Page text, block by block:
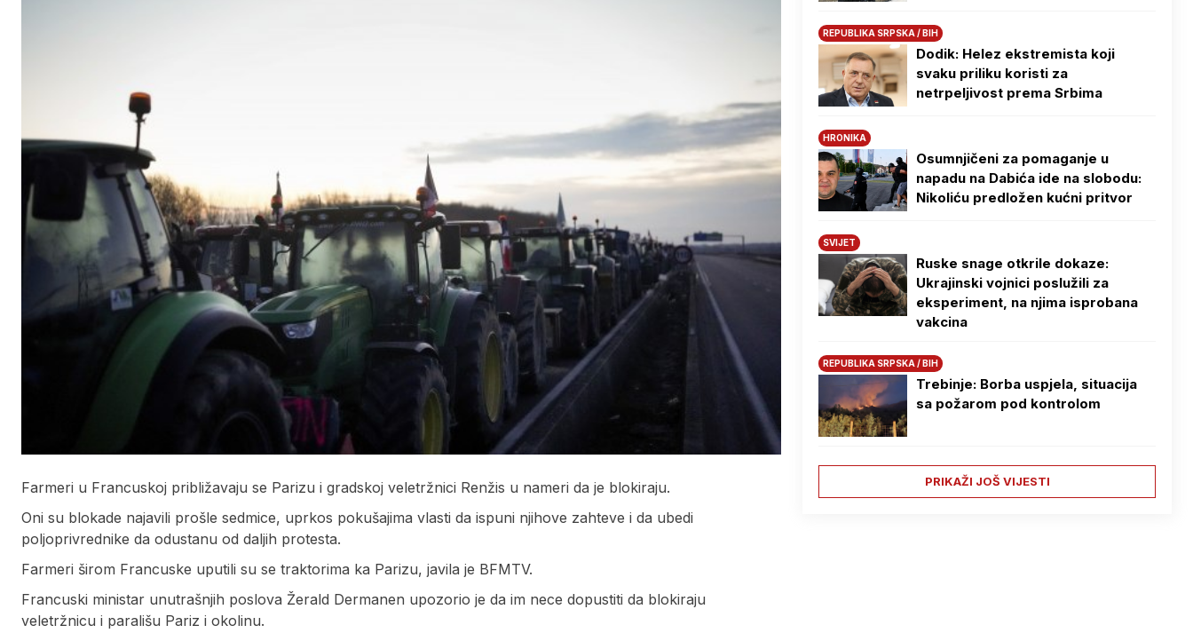
Farmeri u Francuskoj približavaju se Parizu i gradskoj veletržnici Renžis u nameri da je blokiraju.
Oni su blokade najavili prošle sedmice, uprkos pokušajima vlasti da ispuni njihove zahteve i da ubedi
poljoprivrednike da odustanu od daljih protesta.
Farmeri širom Francuske uputili su se traktorima ka Parizu, javila je BFMTV.
Francuski ministar unutrašnjih poslova Žerald Dermanen upozorio je da im nece dopustiti da blokiraju
veletržnicu i parališu Pariz i okolinu.
REPUBLIKA SRPSKA / BIH
Dodik: Helez ekstremista koji
svaku priliku koristi za
netrpeljivost prema Srbima
HRONIKA
Osumnjičeni za pomaganje u
napadu na Dabića ide na slobodu:
Nikoliću predložen kućni pritvor
SVIJET
Ruske snage otkrile dokaze:
Ukrajinski vojnici poslužili za
eksperiment, na njima isprobana
vakcina
REPUBLIKA SRPSKA / BIH
Trebinje: Borba uspjela, situacija
sa požarom pod kontrolom
PRIKAŽI JOŠ VIJESTI